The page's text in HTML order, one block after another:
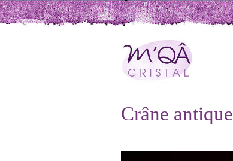
Crâne antique